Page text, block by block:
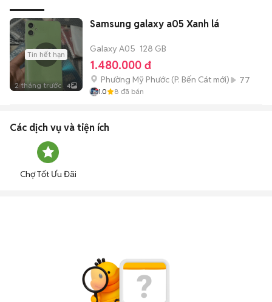
Tin hết hạn
2 tháng trước 4
Samsung galaxy a05 Xanh lá
Galaxy A05 128 GB
1.480.000 đ
Phường Mỹ Phước (P. Bến Cát mới) 77
1.0 8 đã bán
Các dịch vụ và tiện ích
Chợ Tốt Ưu Đãi